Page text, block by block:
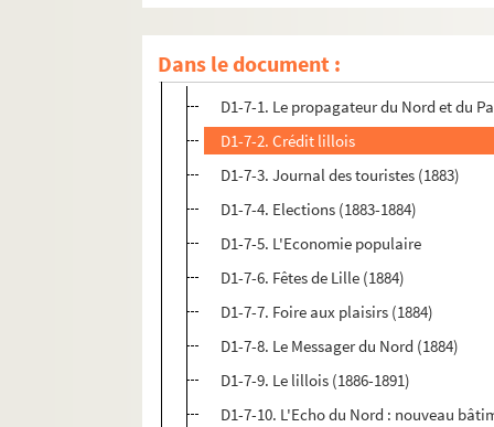
Dans le document :
D1-6. Sans titre
D1-7. Sans titre
D1-7-1. Le propagateur du Nord et du
D1-7-2. Crédit lillois
D1-7-3. Journal des touristes (1883)
D1-7-4. Elections (1883-1884)
D1-7-5. L'Economie populaire
D1-7-6. Fêtes de Lille (1884)
D1-7-7. Foire aux plaisirs (1884)
D1-7-8. Le Messager du Nord (1884)
D1-7-9. Le lillois (1886-1891)
D1-7-10. L'Echo du Nord : nouveau